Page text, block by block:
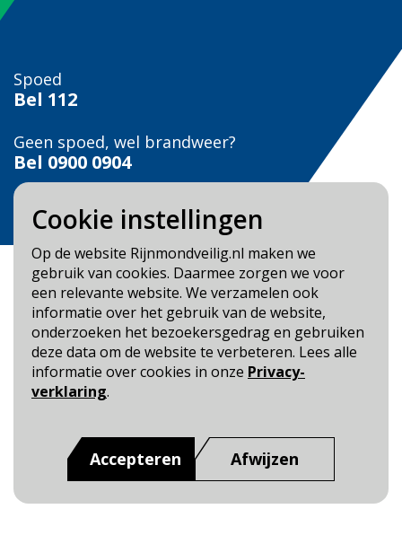
Cookie instellingen
Op de website Rijnmondveilig.nl maken we
gebruik van cookies. Daarmee zorgen we voor
een relevante website. We verzamelen ook
informatie over het gebruik van de website,
onderzoeken het bezoekersgedrag en gebruiken
deze data om de website te verbeteren. Lees alle
informatie over cookies in onze Privacy-
verklaring.
Accepteren Afwijzen
Spoed
Bel 112
Geen spoed, wel brandweer?
Bel 0900 0904
Veilig Leven?
Bel 0900-8387
Blijf op de hoogte
Cookie- en Privacybeleid
Dit is een website van
Veiligheidsregio Rotterdam-